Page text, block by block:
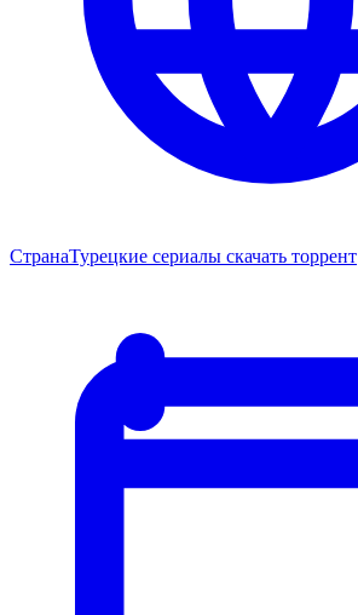
СтранаТурецкие сериалы скачать торрент